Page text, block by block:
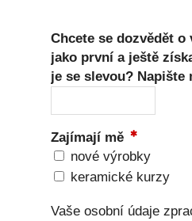
Chcete se dozvědět o
jako první a ještě
je se slevou? Napište
Zajímají mě
nové výrobky
keramické kurzy
Vaše osobní údaje